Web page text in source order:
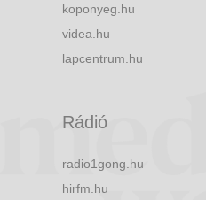
koponyeg.hu
videa.hu
lapcentrum.hu
Rádió
radio1gong.hu
hirfm.hu